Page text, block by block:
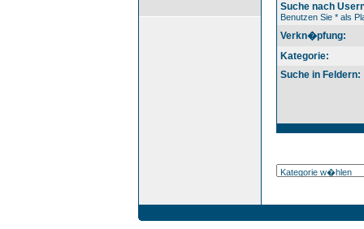
Suche nach
Benutzen Sie * als
Verkn�pfung:
Kategorie:
Suche in Feldern: